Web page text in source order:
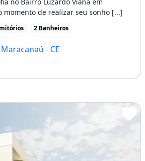
de Maracanaú;
com Subsidio do
Minha Vida;
momento de realizar seu sonho [...]
2 Banheiros
- CE